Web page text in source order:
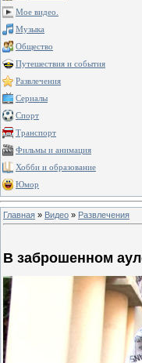
Мое видео.
Музыка
Общество
Путешествия и события
Развлечения
Сериалы
Спорт
Транспорт
Фильмы и анимация
Хобби и образование
Юмор
Главная » Видео » Развлечения
В заброшенном